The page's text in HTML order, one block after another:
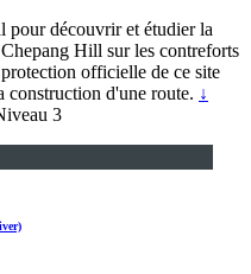
pour découvrir et étudier la
Hill sur les contreforts
officielle de ce site
construction d'une route. ↓
3